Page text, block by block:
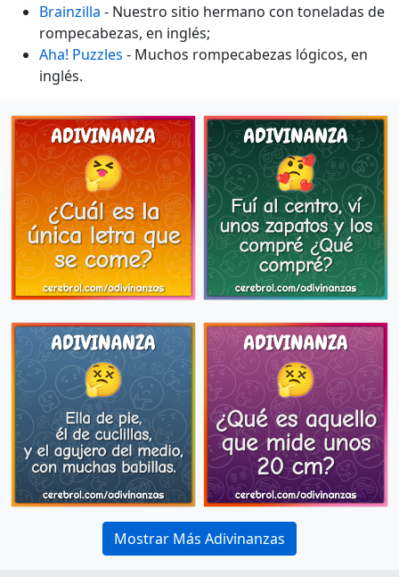
Brainzilla - Nuestro sitio hermano con toneladas de
rompecabezas, en inglés;
Aha! Puzzles - Muchos rompecabezas lógicos, en
inglés.
Mostrar Más Adivinanzas